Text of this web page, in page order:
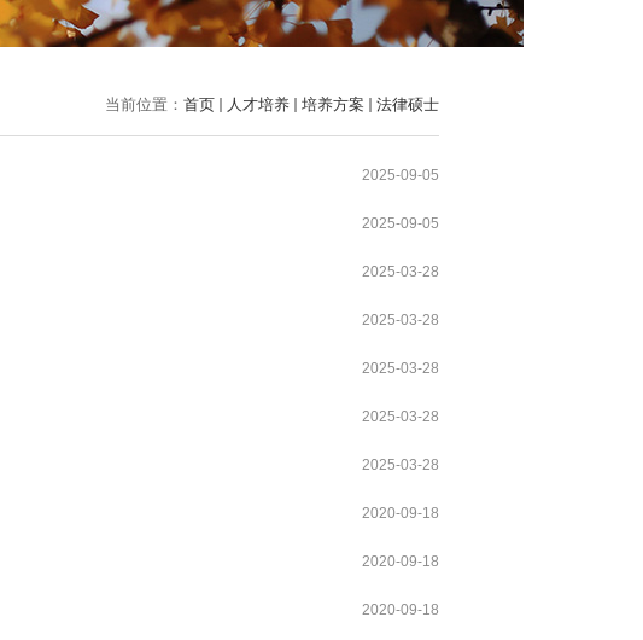
当前位置： 首页 人才培养 培养方案 法律硕士
2025-09-05
2025-09-05
2025-03-28
2025-03-28
2025-03-28
2025-03-28
2025-03-28
2020-09-18
2020-09-18
2020-09-18